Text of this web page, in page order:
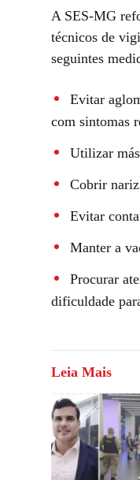
A SES-MG
técnicos de
seguintes
Evitar
com sintomas
Utilizar
Cobrir
Evitar
Manter a
Procurar
dificuldade
Leia Mais